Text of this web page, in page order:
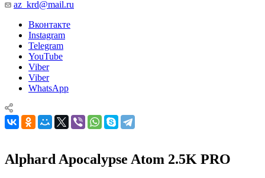
az_krd@mail.ru
Вконтакте
Instagram
Telegram
YouTube
Viber
Viber
WhatsApp
Alphard Apocalypse Atom 2.5K PRO